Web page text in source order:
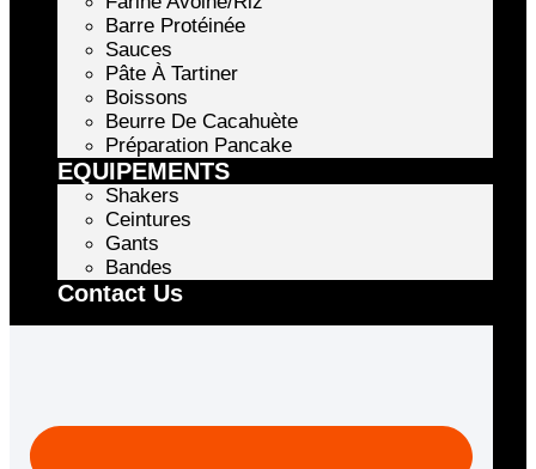
Barre Protéinée
Sauces
Pâte À Tartiner
Boissons
Beurre De Cacahuète
Préparation Pancake
EQUIPEMENTS
Shakers
Ceintures
Gants
Bandes
Contact Us